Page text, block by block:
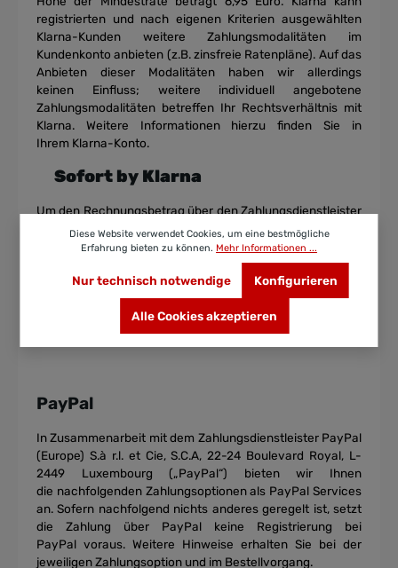
registrierten und nach eigenen Kriterien ausgewählten
Klarna-Kunden weitere Zahlungsmodalitäten im
Kundenkonto anbieten (z.B. zinsfreie Ratenpläne). Auf das
Anbieten dieser Modalitäten haben wir allerdings
keinen Einfluss; weitere individuell angebotene
Zahlungsmodalitäten betreffen Ihr Rechtsverhältnis mit
Klarna. Weitere Informationen hierzu finden Sie in
Ihrem Klarna-Konto.
Sofort by Klarna
Um den Rechnungsbetrag über den Zahlungsdienstleister
Sofort GmbH, Theresienhöhe 12, 80339 München
bezahlen zu können, müssen Sie über ein für Online-
Banking freigeschaltetes Bankkonto verfügen, sich
entsprechend legitimieren und die Zahlungsanweisung
bestätigen. Ihr Konto wird unmittelbar nach Abgabe
der Bestellung belastet. Weitere Hinweise erhalten Sie im
Bestellvorgang.
PayPal
In Zusammenarbeit mit dem Zahlungsdienstleister PayPal
(Europe) S.à r.l. et Cie,S.C.A, 22-24 Boulevard Royal, L-
2449 Luxembourg („PayPal“) bieten wir Ihnen
die nachfolgenden Zahlungsoptionen als PayPal Services
an. Sofern nachfolgend nichts anderes geregelt ist, setzt
die Zahlung über PayPal keine Registrierung bei
PayPal voraus. Weitere Hinweise erhalten Sie bei der
jeweiligen Zahlungsoption und im Bestellvorgang.
Diese Website verwendet Cookies, um eine bestmögliche
Erfahrung bieten zu können. Mehr Informationen ...
Nur technisch notwendige Konfigurieren
Alle Cookies akzeptieren